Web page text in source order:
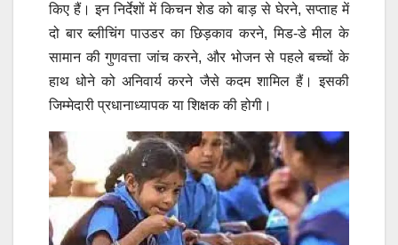
किए हैं। इन निर्देशों में किचन शेड को बाड़ से घेरने, सप्ताह में
दो बार ब्लीचिंग पाउडर का छिड़काव करने, मिड-डे मील के
सामान की गुणवत्ता जांच करने, और भोजन से पहले बच्चों के
हाथ धोने को अनिवार्य करने जैसे कदम शामिल हैं। इसकी
जिम्मेदारी प्रधानाध्यापक या शिक्षक की होगी।